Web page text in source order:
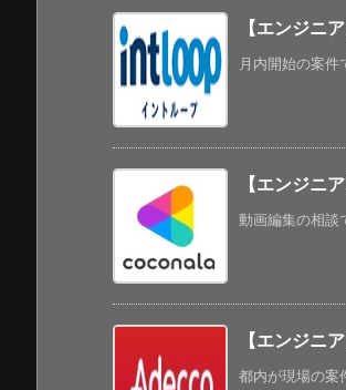
【エンジニ
月内開始の案
【エンジニ
動画編集の相談
【エンジニ
都内が現場の案